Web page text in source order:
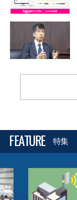
FEATURE 特集